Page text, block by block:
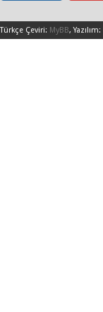
Türkçe Çeviri: MyBB, Yazılım: